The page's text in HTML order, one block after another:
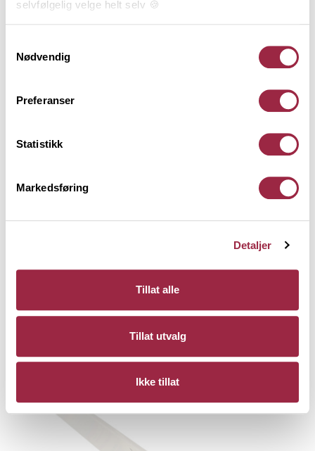
selvfølgelig velge helt selv 🍪
Nødvendig
Preferanser
Statistikk
Markedsføring
Detaljer
Tillat alle
Tillat utvalg
Ikke tillat
14 x 120